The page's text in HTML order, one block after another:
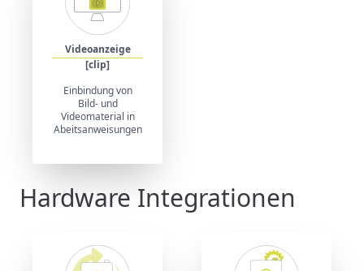
Videoanzeige
[clip]
Einbindung von
Bild- und
Videomaterial in
Abeitsanweisungen
Hardware Integrationen